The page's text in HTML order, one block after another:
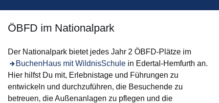
ÖBFD im Nationalpark
Der Nationalpark bietet jedes Jahr 2 ÖBFD-Plätze im
BuchenHaus mit WildnisSchule in Edertal-Hemfurth an.
Hier hilfst Du mit, Erlebnistage und Führungen zu
entwickeln und durchzuführen, die Besuchende zu
betreuen, die Außenanlagen zu pflegen und die